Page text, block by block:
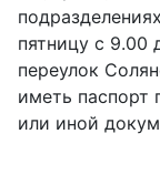
пятницу с 9.00
переулок
иметь паспорт
или иной